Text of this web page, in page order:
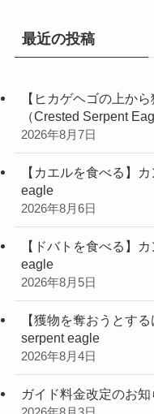
最近の投稿
【ヒカゲヘゴの上か
（Crested Serpent
2026年8月7日
【カエルを食べる】
eagle
2026年8月6日
【ドバトを食べる】
eagle
2026年8月5日
【獲物を奪おうとす
serpent eagle
2026年8月4日
ガイド料金改定のお知